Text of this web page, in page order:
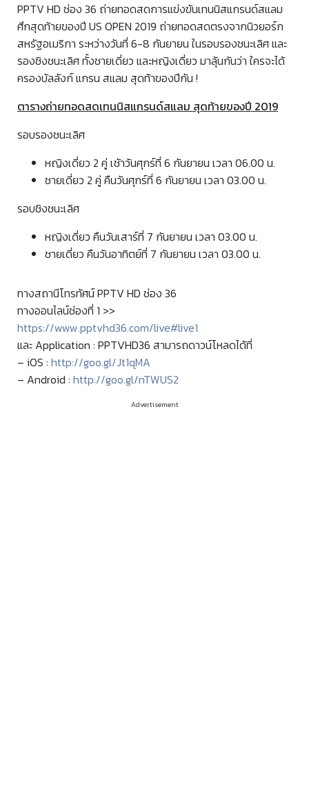
PPTV HD ช่อง 36 ถ่ายทอดสดการแข่งขันเทนนิสแกรนด์สแลม
ศึกสุดท้ายของปี US OPEN 2019 ถ่ายทอดสดตรงจากนิวยอร์ก
สหรัฐอเมริกา ระหว่างวันที่ 6-8 กันยายน ในรอบรองชนะเลิศ และ
รองชิงชนะเลิศ ทั้งชายเดี่ยว และหญิงเดี่ยว มาลุ้นกันว่า ใครจะได้
ครองบัลลังก์ แกรน สแลม สุดท้าของปีกัน !
ตารางถ่ายทอดสดเทนนิสแกรนด์สแลม สุดท้ายของปี 2019
รอบรองชนะเลิศ
หญิงเดี่ยว 2 คู่ เชัาวันศุกร์ที่ 6 กันยายน เวลา 06.00 น.
ชายเดี่ยว 2 คู่ คืนวันศุกร์ที่ 6 กันยายน เวลา 03.00 น.
รอบชิงชนะเลิศ
หญิงเดี่ยว คืนวันเสาร์ที่ 7 กันยายน เวลา 03.00 น.
ชายเดี่ยว คืนวันอาทิตย์ที่ 7 กันยายน เวลา 03.00 น.
ทางสถานีโทรทัศน์ PPTV HD ช่อง 36
ทางออนไลน์ช่องที่ 1 >>
https://www.pptvhd36.com/live#live1
และ Application : PPTVHD36 สามารถดาวน์โหลดได้ที่
– iOS : http://goo.gl/Jt1qMA
– Android : http://goo.gl/nTWUS2
Advertisement